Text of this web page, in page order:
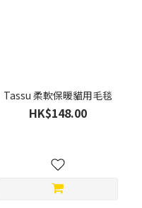
Tassu 柔軟保暖貓用毛毯
HK$148.00